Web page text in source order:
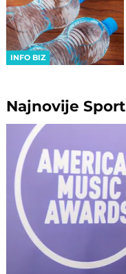
INFO BIZ
NajnovijeSport